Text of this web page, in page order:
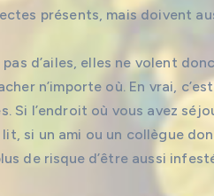
présents, mais doivent
d’ailes, elles ne volent
n’importe où. En vrai,
Si l’endroit où vous avez
si un ami ou un collègue
de risque d’être aussi